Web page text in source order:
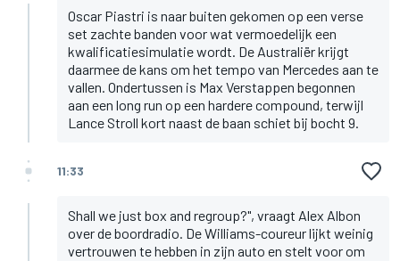
Oscar Piastri is naar buiten gekomen op een verse
set zachte banden voor wat vermoedelijk een
kwalificatiesimulatie wordt. De Australiër krijgt
daarmee de kans om het tempo van Mercedes aan te
vallen. Ondertussen is Max Verstappen begonnen
aan een long run op een hardere compound, terwijl
Lance Stroll kort naast de baan schiet bij bocht 9.
11:33
Shall we just box and regroup?", vraagt Alex Albon
over de boordradio. De Williams-coureur lijkt weinig
vertrouwen te hebben in zijn auto en stelt voor om